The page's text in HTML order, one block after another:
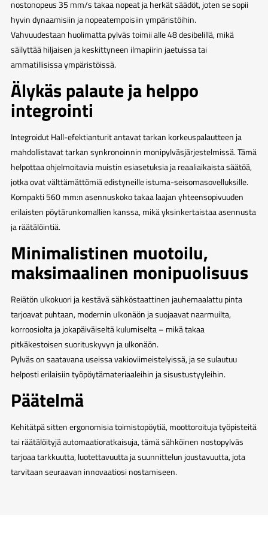
nostonopeus 35 mm/s takaa nopeat ja herkät säädöt, joten se sopii
hyvin dynaamisiin ja nopeatempoisiin ympäristöihin.
Vahvuudestaan huolimatta pylväs toimii alle 48 desibelillä, mikä
säilyttää hiljaisen ja keskittyneen ilmapiirin jaetuissa tai
ammatillisissa ympäristöissä.
Älykäs palaute ja helppo
integrointi
Integroidut Hall-efektianturit antavat tarkan korkeuspalautteen ja
mahdollistavat tarkan synkronoinnin monipylväsjärjestelmissä. Tämä
helpottaa ohjelmoitavia muistin esiasetuksia ja reaaliaikaista säätöä,
jotka ovat välttämättömiä edistyneille istuma-seisomasovelluksille.
Kompakti 560 mm:n asennuskoko takaa laajan yhteensopivuuden
erilaisten pöytärunkomallien kanssa, mikä yksinkertaistaa asennusta
ja räätälöintiä.
Minimalistinen muotoilu,
maksimaalinen monipuolisuus
Reiätön ulkokuori ja kestävä sähköstaattinen jauhemaalattu pinta
tarjoavat puhtaan, modernin ulkonäön ja suojaavat naarmuilta,
korroosiolta ja jokapäiväiseltä kulumiselta – mikä takaa
pitkäkestoisen suorituskyvyn ja ulkonäön.
Pylväs on saatavana useissa vakioviimeistelyissä, ja se sulautuu
helposti erilaisiin työpöytämateriaaleihin ja sisustustyyleihin.
Päätelmä
Kehitätpä sitten ergonomisia toimistopöytiä, moottoroituja työpisteitä
tai räätälöityjä automaatioratkaisuja, tämä sähköinen nostopylväs
tarjoaa tarkkuutta, luotettavuutta ja suunnittelun joustavuutta, jota
tarvitaan seuraavan innovaatiosi nostamiseen.